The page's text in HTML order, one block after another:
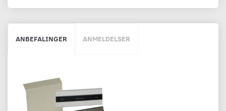
ANBEFALINGER ANMELDELSER